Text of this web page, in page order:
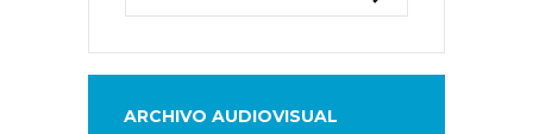
ARCHIVO AUDIOVISUAL